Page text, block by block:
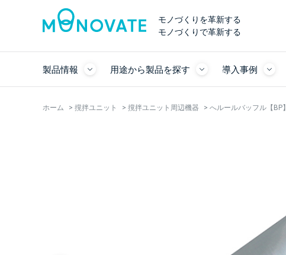
モノづくりを革新する
モノづくりで革新する
製品情報 用途から製品を探す 導入事例
ホーム > 撹拌ユニット > 撹拌ユニット周辺機器 > へルールバッフル【BP】